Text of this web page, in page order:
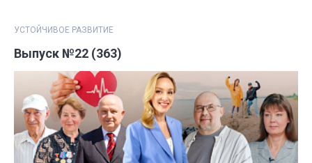
УСТОЙЧИВОЕ РАЗВИТИЕ
Выпуск №22 (363)